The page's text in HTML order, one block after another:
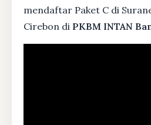
mendaftar Paket C di
Cirebon di PKBM INTAN